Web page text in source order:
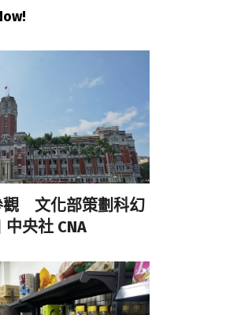
觀 文化部策劃科幻
央社 CNA